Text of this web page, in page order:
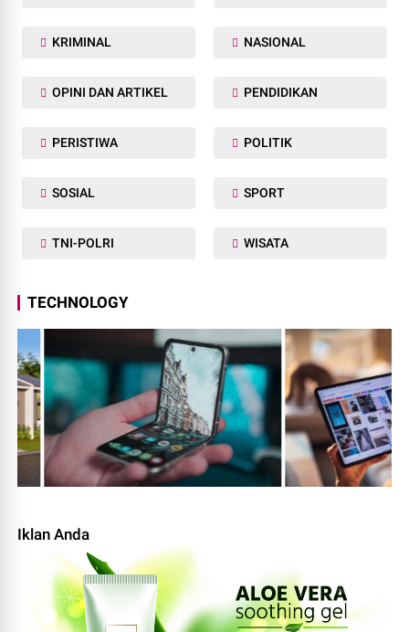
KRIMINAL NASIONAL
OPINI DAN ARTIKEL PENDIDIKAN
PERISTIWA POLITIK
SOSIAL SPORT
TNI-POLRI WISATA
TECHNOLOGY
Iklan Anda